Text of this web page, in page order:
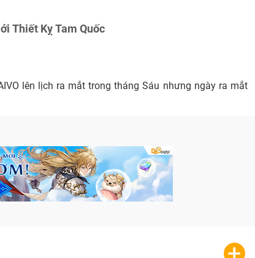
Thiết Kỵ Tam Quốc
lên lịch ra mắt trong tháng Sáu nhưng ngày ra mắt